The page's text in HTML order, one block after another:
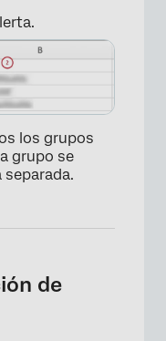
×
los grupos
grupo se
de